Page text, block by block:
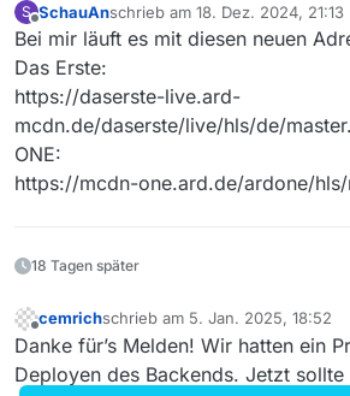
S
Offline
SchauAnschrieb am 18. Dez. 2024, 21:13
zuletzt editiert von
Bei mir läuft es mit diesen neuen
Das Erste:
https://daserste-live.ard-
mcdn.de/daserste/live/hls/de/
ONE:
https://mcdn-one.ard.de/ardone/hls/
18 Tagen später
Offline
cemrichschrieb am 5. Jan. 2025, 18:52
zuletzt editiert von
Danke für’s Melden! Wir hatten ein
Deployen des Backends. Jetzt sollte